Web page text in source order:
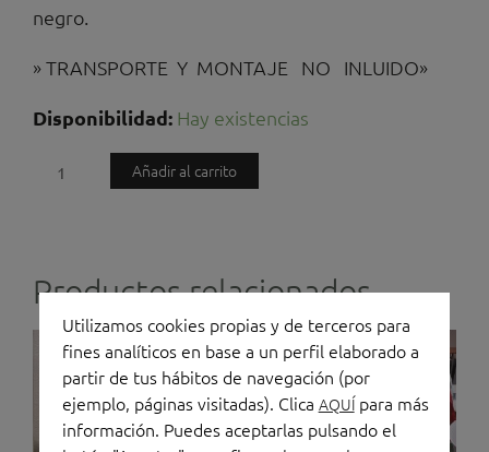
negro.
» TRANSPORTE Y MONTAJE NO INLUIDO»
Disponibilidad: Hay existencias
Conjunto
mesa
metálica
cantidad
Añadir al carrito
Productos relacionados
El
precio
original
era:
134,00 €.
El
precio
actual
es:
90,00 €.
El
precio
original
era:
333,00 €.
El
precio
es:
185,00 €.
Utilizamos cookies propias y de terceros para
fines analíticos en base a un perfil elaborado a
partir de tus hábitos de navegación (por
ejemplo, páginas visitadas). Clica AQUÍpara más
información. Puedes aceptarlas pulsando el